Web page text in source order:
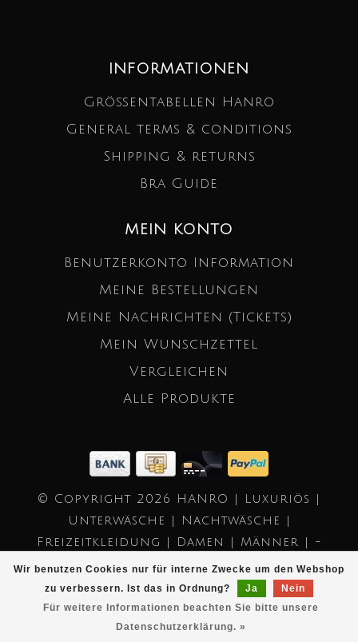
Wir benutzen Cookies nur für interne Zwecke um den Webshop
zu verbessern. Ist das in Ordnung?
Ja
Nein
Für weitere Informationen beachten Sie bitte unsere
Datenschutzerklärung. »
INFORMATIONEN
Größentabellen Hanro
General terms & conditions
Shipping & returns
Bra Guide
MEIN KONTO
Benutzerkonto Information
Meine Bestellungen
Meine Nachrichten (Tickets)
Mein Wunschzettel
Vergleichen
Alle Produkte
© Copyright 2026 HANRO | Luxuriös |
Unterwäsche | Nachtwäsche |
Freizeitkleidung | Damen | Männer | -
Powered by
Lightspeed
- Theme by
Dyvelopment